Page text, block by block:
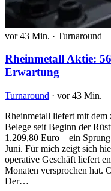
vor 43 Min. · Turnaround
Rheinmetall Aktie:
Erwartung
Turnaround · vor 43 Min.
Rheinmetall liefert mit dem
Belege seit Beginn der
1.209,80 Euro – ein
Juni. Für mich zeigt sich
operative Geschäft liefert
Monaten versprochen hat.
Der…